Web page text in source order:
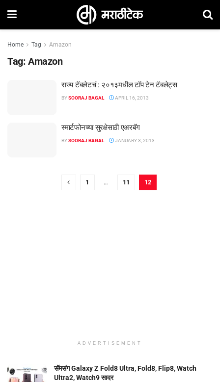
Home Tag Amazon
Tag: Amazon
राज्य टॅबलेटचं : २०१३मधील टॉप टेन टॅबलेट्स
BYSOORAJ BAGAL APRIL 16, 2013
स्मार्टफोनच्या सुरक्षेसाठी एअरबॅग
BYSOORAJ BAGAL JANUARY 3, 2013
1 … 11 12
ADVERTISEMENT
सॅमसंग Galaxy Z Fold8 Ultra, Fold8, Flip8, Watch
Ultra2, Watch9 सादर